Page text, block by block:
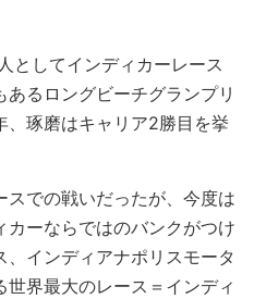
としてインディカーレース
るロングビーチグランプリ
、琢磨はキャリア2勝目を挙
での戦いだったが、今度は
ーならではのバンクがつけ
インディアナポリスモータ
界最大のレース＝インディ